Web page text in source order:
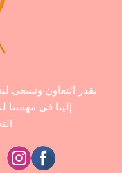
نقدر التعاون ونسعى
إلينا في مهمتنا